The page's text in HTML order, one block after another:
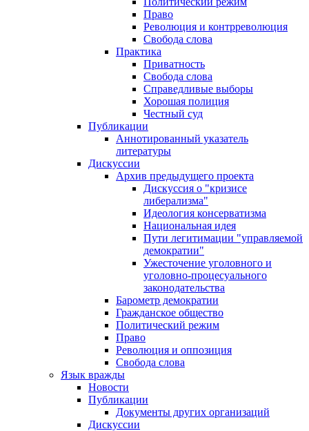
Право
Революция и контрреволюция
Свобода слова
Практика
Приватность
Свобода слова
Справедливые выборы
Хорошая полиция
Честный суд
Публикации
Аннотированный указатель
литературы
Дискуссии
Архив предыдущего проекта
Дискуссия о "кризисе
либерализма"
Идеология консерватизма
Национальная идея
Пути легитимации "управляемой
демократии"
Ужесточение уголовного и
уголовно-процесуального
законодательства
Барометр демократии
Гражданское общество
Политический режим
Право
Революция и оппозиция
Свобода слова
Язык вражды
Новости
Публикации
Документы других организаций
Дискуссии